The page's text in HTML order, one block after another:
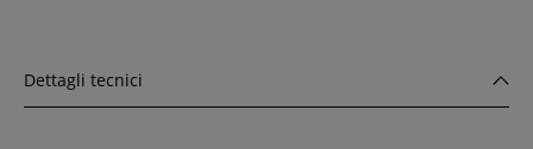
Dettagli tecnici